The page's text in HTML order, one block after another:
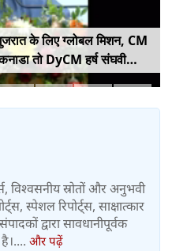
के लिए ग्लोबल मिशन, CM
तो DyCM हर्ष संघवी
यूरोप का मोर्चा
विश्वसनीय स्रोतों और अनुभवी
स्पेशल रिपोर्ट्स, साक्षात्कार
द्वारा सावधानीपूर्वक
और पढ़ें